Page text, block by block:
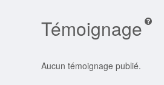
Témoignage
Aucun témoignage publié.